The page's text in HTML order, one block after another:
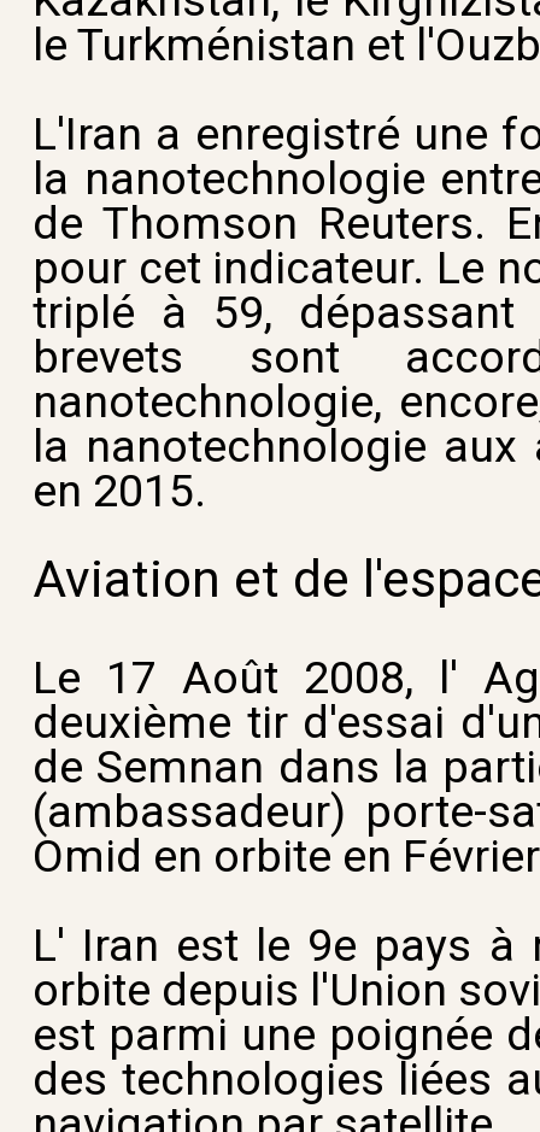
le Turkménistan et
L'Iran a enregistré une
la nanotechnologie
de Thomson Reuters.
pour cet indicateur. Le
triplé à 59,
brevets sont
nanotechnologie,
la nanotechnologie
en 2015.
Aviation et de
Le 17 Août 2008, l'
deuxième tir d'essai
de Semnan dans la
(ambassadeur) porte-
Omid en orbite en
L' Iran est le 9e pays à
orbite depuis l'Union
est parmi une poignée
des technologies liées